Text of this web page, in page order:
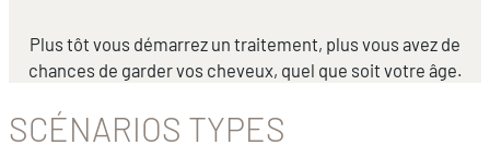
Plus tôt vous démarrez un traitement, plus vous avez de
chances de garder vos cheveux, quel que soit votre âge.
SCÉNARIOS TYPES